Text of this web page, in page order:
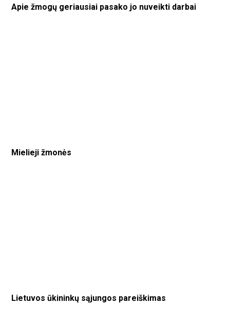
Apie žmogų geriausiai pasako jo nuveikti darbai
Mielieji žmonės
Lietuvos ūkininkų sąjungos pareiškimas